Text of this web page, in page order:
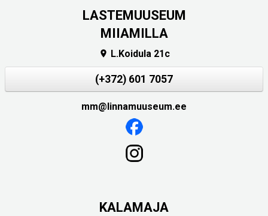
LASTEMUUSEUM
MIIAMILLA
 L.Koidula 21c
(+372) 601 7057
mm@linnamuuseum.ee
KALAMAJA